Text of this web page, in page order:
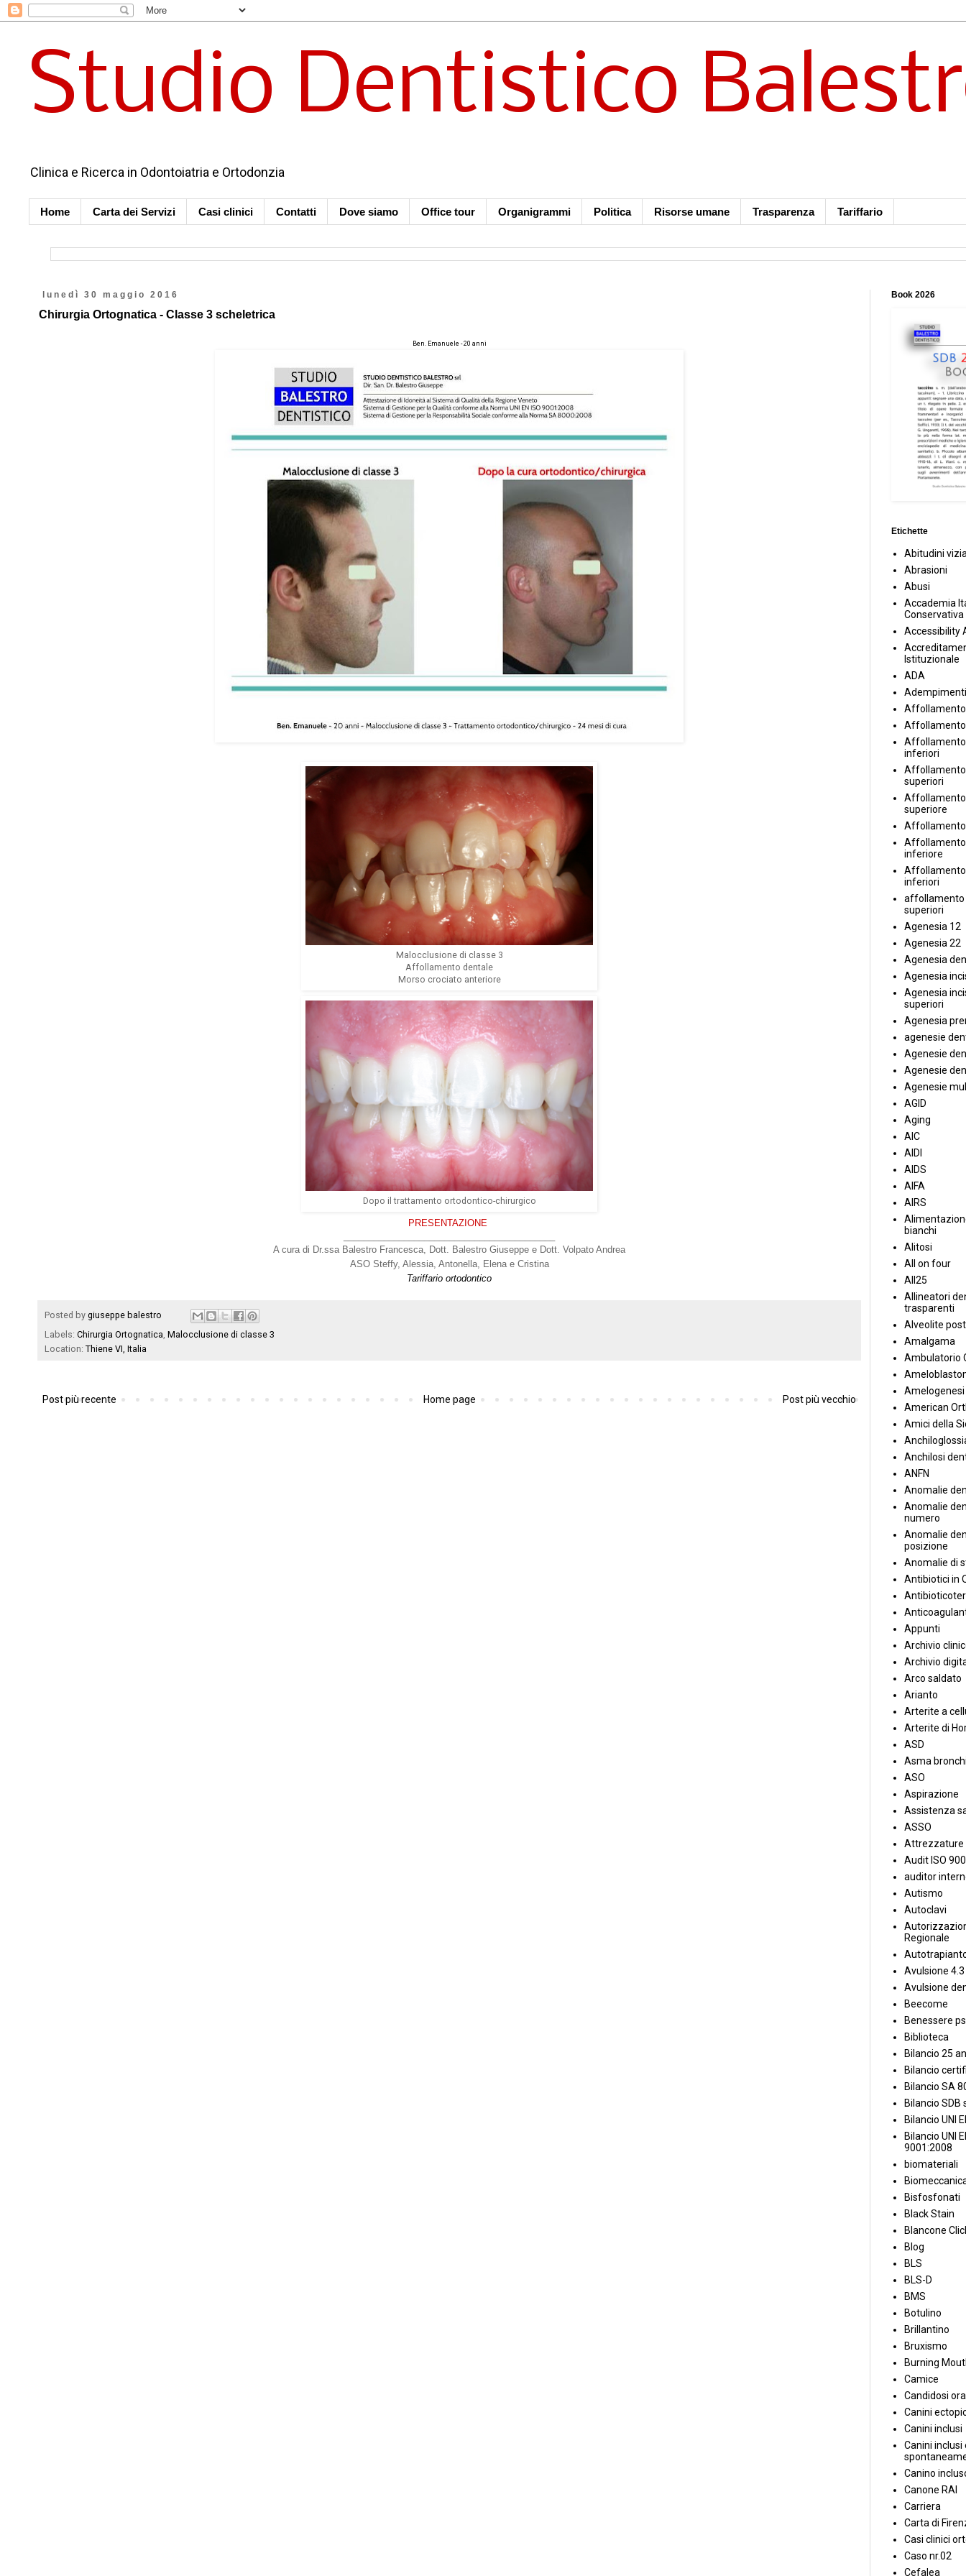
Studio Dentistico
Clinica e Ricerca in Odontoiatria e Ortodonzia
Home Carta dei Servizi Casi clinici Contatti Dove siamo Office tour Organigrammi Politica Risorse umane Trasparenza Tariffario
lunedì 30 maggio 2016
Chirurgia Ortognatica - Classe 3 scheletrica
Ben. Emanuele - 20 anni
Malocclusione di classe 3
Affollamento dentale
Morso crociato anteriore
Dopo il trattamento ortodontico-chirurgico
PRESENTAZIONE
A cura di Dr.ssa Balestro Francesca, Dott. Balestro Giuseppe e Dott. Volpato Andrea
ASO Steffy, Alessia, Antonella, Elena e Cristina
Tariffario ortodontico
Posted by giuseppe balestro
Labels: Chirurgia Ortognatica Malocclusione di classe 3
Location: Thiene VI, Italia
Post più recente Post più vecchio
Home page
Book 2026
Etichette
Abitudini
Abrasioni
Abusi
Accademia
Conservativa
Accessibility
Istituzionale
ADA
Adempimenti
Affollamento
inferiori
Affollamento
superiori
Affollamento
superiore
inferiore
Affollamento
inferiori
affollamento
superiori
Agenesia 12
Agenesia 22
Agenesia
Agenesia
Agenesia
superiori
Agenesia
agenesie
Agenesie
Agenesie
Agenesie
AGID
Aging
AIC
AIDI
AIDS
AIFA
AIRS
bianchi
Alitosi
All on four
All25
Allineatori
trasparenti
Alveolite
Amalgama
Ambulatorio
American
Amici della
Anchilosi
ANFN
Anomalie
Anomalie
numero
Anomalie
posizione
Anomalie di
Antibiotici in
Appunti
Archivio
Archivio
Arco saldato
Arianto
Arterite a
Arterite di
ASD
Asma
ASO
Aspirazione
Assistenza
ASSO
Attrezzature
Audit ISO
auditor
Autismo
Autoclavi
Regionale
Avulsione 4.3
Avulsione
Beecome
Benessere
Biblioteca
Bilancio 25
Bilancio
Bilancio SA
Bilancio SDB
Bilancio UNI
Bilancio UNI
9001:2008
biomateriali
Bisfosfonati
Black Stain
Blancone
Blog
BLS
BLS-D
BMS
Botulino
Brillantino
Bruxismo
Burning
Camice
Candidosi
Canini
Canini inclusi
Canini inclusi
Canino
Canone RAI
Carriera
Carta di
Casi clinici
Caso nr.02
Cefalea